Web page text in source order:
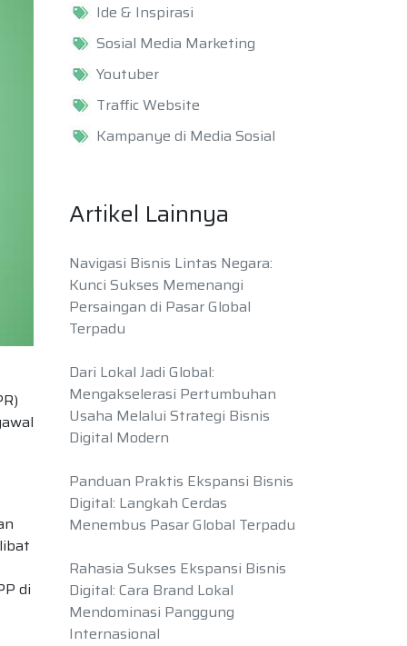
di
Ide & Inspirasi
Sosial Media Marketing
Youtuber
Traffic Website
Kampanye di Media Sosial
Artikel Lainnya
Navigasi Bisnis Lintas Negara:
Kunci Sukses Memenangi
Persaingan di Pasar Global
Terpadu
Dari Lokal Jadi Global:
Mengakselerasi Pertumbuhan
Usaha Melalui Strategi Bisnis
Digital Modern
Panduan Praktis Ekspansi Bisnis
Digital: Langkah Cerdas
Menembus Pasar Global Terpadu
Rahasia Sukses Ekspansi Bisnis
Digital: Cara Brand Lokal
Mendominasi Panggung
Internasional